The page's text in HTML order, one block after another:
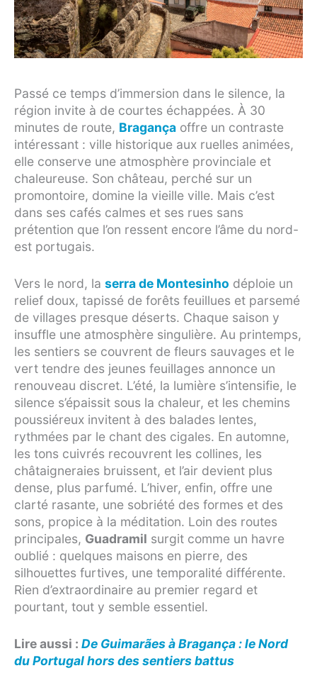
Passé ce temps d’immersion dans le silence, la
région invite à de courtes échappées. À 30
minutes de route, Bragança offre un contraste
intéressant : ville historique aux ruelles animées,
elle conserve une atmosphère provinciale et
chaleureuse. Son château, perché sur un
promontoire, domine la vieille ville. Mais c’est
dans ses cafés calmes et ses rues sans
prétention que l’on ressent encore l’âme du nord-
est portugais.
Vers le nord, la serra de Montesinho déploie un
relief doux, tapissé de forêts feuillues et parsemé
de villages presque déserts. Chaque saison y
insuffle une atmosphère singulière. Au printemps,
les sentiers se couvrent de fleurs sauvages et le
vert tendre des jeunes feuillages annonce un
renouveau discret. L’été, la lumière s’intensifie, le
silence s’épaissit sous la chaleur, et les chemins
poussiéreux invitent à des balades lentes,
rythmées par le chant des cigales. En automne,
les tons cuivrés recouvrent les collines, les
châtaigneraies bruissent, et l’air devient plus
dense, plus parfumé. L’hiver, enfin, offre une
clarté rasante, une sobriété des formes et des
sons, propice à la méditation. Loin des routes
principales, Guadramil surgit comme un havre
oublié : quelques maisons en pierre, des
silhouettes furtives, une temporalité différente.
Rien d’extraordinaire au premier regard et
pourtant, tout y semble essentiel.
Lire aussi : De Guimarães à Bragança : le Nord
du Portugal hors des sentiers battus